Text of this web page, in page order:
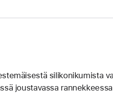
silikoni­kumista
joustavassa